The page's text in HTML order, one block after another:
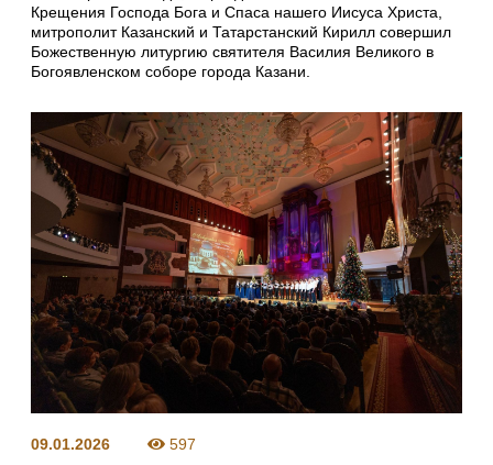
Крещения Господа Бога и Спаса нашего Иисуса Христа,
митрополит Казанский и Татарстанский Кирилл совершил
Божественную литургию святителя Василия Великого в
Богоявленском соборе города Казани.
09.01.2026 597